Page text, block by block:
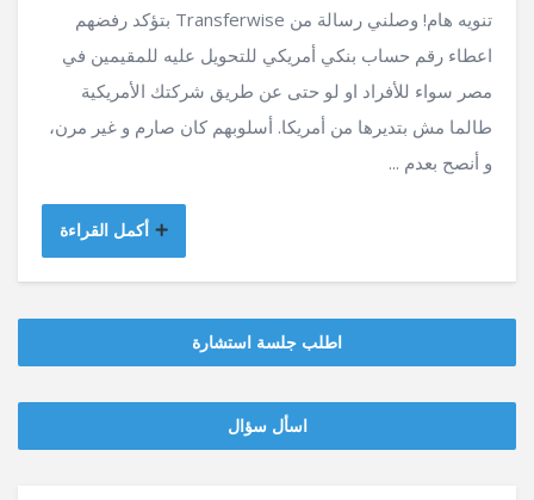
تنويه هام! وصلني رسالة من Transferwise بتؤكد رفضهم
اعطاء رقم حساب بنكي أمريكي للتحويل عليه للمقيمين في
مصر سواء للأفراد او لو حتى عن طريق شركتك الأمريكية
طالما مش بتديرها من أمريكا. أسلوبهم كان صارم و غير مرن،
و أنصح بعدم ...
أكمل القراءة
اطلب جلسة استشارة
‫‫اسأل سؤال